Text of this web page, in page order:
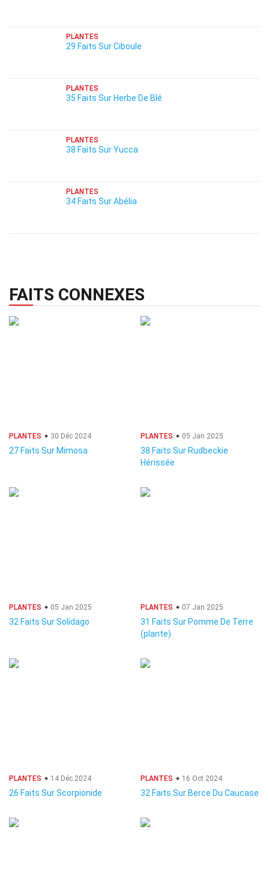
PLANTES
29 Faits Sur Ciboule
PLANTES
35 Faits Sur Herbe De Blé
PLANTES
38 Faits Sur Yucca
PLANTES
34 Faits Sur Abélia
FAITS CONNEXES
PLANTES 30 Déc 2024
27 Faits Sur Mimosa
PLANTES 05 Jan 2025
38 Faits Sur Rudbeckie
Hérissée
PLANTES 05 Jan 2025
32 Faits Sur Solidago
PLANTES 07 Jan 2025
31 Faits Sur Pomme De Terre
(plante)
PLANTES 14 Déc 2024
26 Faits Sur Scorpionide
PLANTES 16 Oct 2024
32 Faits Sur Berce Du Caucase